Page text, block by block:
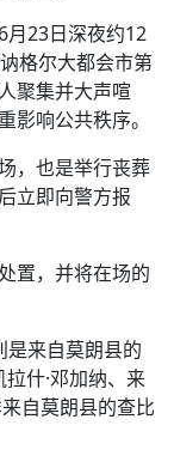
月23日深夜约12
格尔大都会市第
聚集并大声喧
影响公共秩序。
，也是举行丧葬
立即向警方报
置，并将在场的
是来自莫朗县的
什·邓加纳、来
自莫朗县的查比